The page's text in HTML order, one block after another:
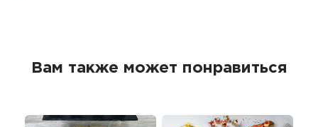
Вам также может понравиться